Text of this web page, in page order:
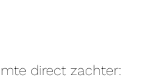
direct zachter: